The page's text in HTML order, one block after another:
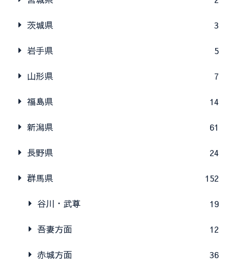
茨城県 3
岩手県 5
山形県 7
福島県 14
新潟県 61
長野県 24
群馬県 152
谷川・武尊 19
吾妻方面 12
赤城方面 36